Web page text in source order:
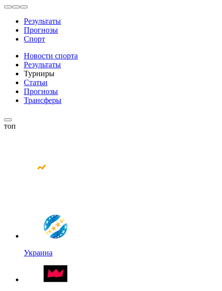
Результаты
Прогнозы
Спорт
Новости спорта
Результаты
Турниры
Статьи
Прогнозы
Трансферы
топ
Украина